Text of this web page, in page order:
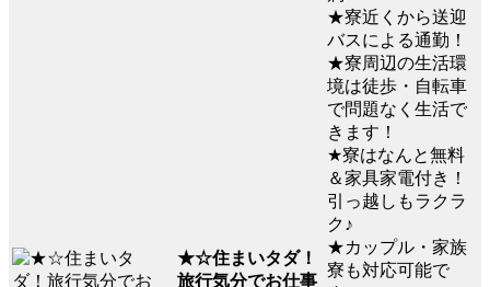
★☆住まいタダ！
旅行気分でお仕事
★寮近くから送迎
バスによる通勤！
★寮周辺の生活環
境は徒歩・自転車
で問題なく生活で
きます！
★寮はなんと無料
＆家具家電付き！
引っ越しもラクラ
ク♪
★カップル・家族
寮も対応可能で